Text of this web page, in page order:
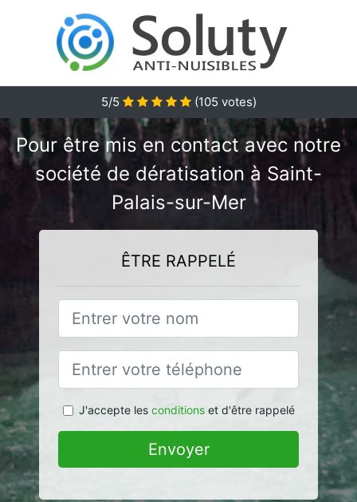
5/5 (105 votes)
Pour être mis en contact avec notre
société de dératisation à Saint-
Palais-sur-Mer
ÊTRE RAPPELÉ
J'accepte les conditionset d'être rappelé
Envoyer